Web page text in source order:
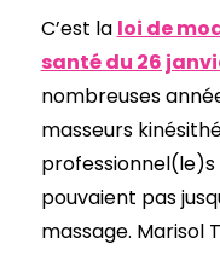
C’est la loi de
santé du 26
nombreuses
masseurs
pouvaient pas
massage. Marisol